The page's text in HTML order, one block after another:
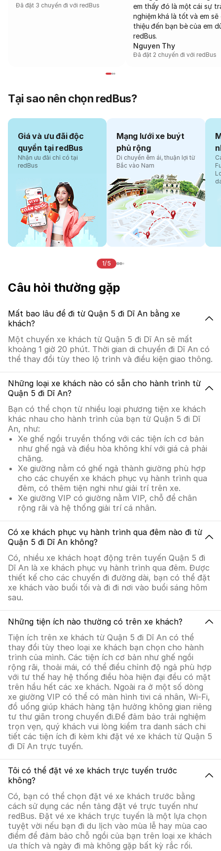
Đã đặt 3 chuyến đi với redBus
em thấy đó là một cái sự
nghiệm khá là tốt và em sẽ
thiệu đến bạn bè của em
redBus.
Nguyen Thy
Đã đặt 2 chuyến đi với redBus
Tại sao nên chọn redBus?
Giá và ưu đãi độc
quyền tại redBus
Nhận ưu đãi chỉ có tại
redBus
Mạng lưới xe buýt
phủ rộng
Di chuyển êm ái, thuận lợi từ
Bắc vào Nam
1/5
Câu hỏi thường gặp
Mất bao lâu để đi từ Quận 5 đi Dĩ An bằng xe
khách?
Một chuyến xe khách từ Quận 5 đi Dĩ An sẽ mất
khoảng 1 giờ 20 phút. Thời gian di chuyển đi Dĩ An có
thể thay đổi tùy theo lộ trình và điều kiện giao thông.
Những loại xe khách nào có sẵn cho hành trình từ
Quận 5 đi Dĩ An?
Bạn có thể chọn từ nhiều loại phương tiện xe khách
khác nhau cho hành trình của bạn từ Quận 5 đi Dĩ
An, như:
Xe ghế ngồi truyền thống với các tiện ích cơ bản
như ghế ngả và điều hòa không khí với giá cả phải
chăng.
Xe giường nằm có ghế ngả thành giường phù hợp
cho các chuyến xe khách phục vụ hành trình qua
đêm, có thêm tiện nghi như giải trí trên xe.
Xe giường VIP có giường nằm VIP, chỗ để chân
rộng rãi và hệ thống giải trí cá nhân.
Có xe khách phục vụ hành trình qua đêm nào đi từ
Quận 5 đi Dĩ An không?
Có, nhiều xe khách hoạt động trên tuyến Quận 5 đi
Dĩ An là xe khách phục vụ hành trình qua đêm. Được
thiết kế cho các chuyến đi đường dài, bạn có thể đặt
xe khách vào buổi tối và đi đi nơi vào buổi sáng hôm
sau.
Những tiện ích nào thường có trên xe khách?
Tiện ích trên xe khách từ Quận 5 đi Dĩ An có thể
thay đổi tùy theo loại xe khách bạn chọn cho hành
trình của mình. Các tiện ích cơ bản như ghế ngồi
rộng rãi, thoải mái, có thể điều chỉnh độ ngả phù hợp
với tư thế hay hệ thống điều hòa hiện đại đều có mặt
trên hầu hết các xe khách. Ngoài ra ở một số dòng
xe giường VIP có thể có màn hình tivi cá nhân, Wi-Fi,
đồ uống giúp khách hàng tận hưởng không gian riêng
tư thư giãn trong chuyến đi.Để đảm bảo trải nghiệm
trọn vẹn, quý khách vui lòng kiểm tra danh sách chi
tiết các tiện ích đi kèm khi đặt vé xe khách từ Quận 5
đi Dĩ An trực tuyến.
Tôi có thể đặt vé xe khách trực tuyến trước
không?
Có, bạn có thể chọn đặt vé xe khách trước bằng
cách sử dụng các nền tảng đặt vé trực tuyến như
redBus. Đặt vé xe khách trực tuyến là một lựa chọn
tuyệt vời nếu bạn đi du lịch vào mùa lễ hay mùa cao
điểm để đảm bảo chỗ ngồi của bạn trên loại xe khách
ưa thích và ngày đi mà không gặp bất kỳ rắc rối.